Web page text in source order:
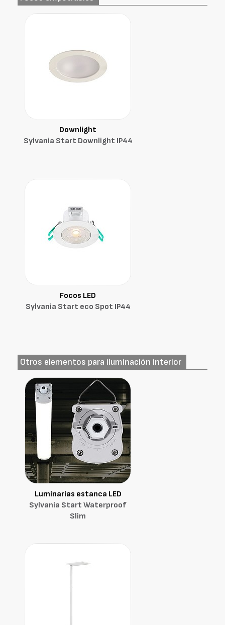
Downlight
Sylvania Start Downlight IP44
Focos LED
Sylvania Start eco Spot IP44
Otros elementos para iluminación interior
Luminarias estanca LED
Sylvania Start Waterproof
Slim